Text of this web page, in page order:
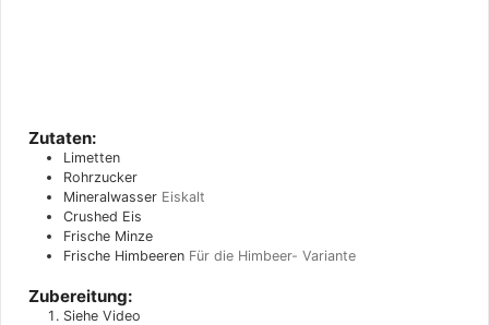
Zutaten:
Limetten
Rohrzucker
Mineralwasser Eiskalt
Crushed Eis
Frische Minze
Frische Himbeeren Für die Himbeer- Variante
Zubereitung:
Siehe Video